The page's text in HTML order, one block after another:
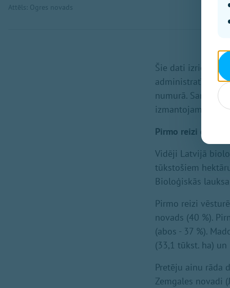
Attēls: Ogres novads
Šie dati izriet no
administratīvo
numurā. Saraksts
izmantojamās
Pirmo reizi divi
Vidēji Latvijā
tūkstošiem
Bioloģiskās
Pirmo reizi
novads (40 %).
(abos - 37 %).
(33,1 tūkst. ha)
Pretēju ainu rāda
Zemgales novadi